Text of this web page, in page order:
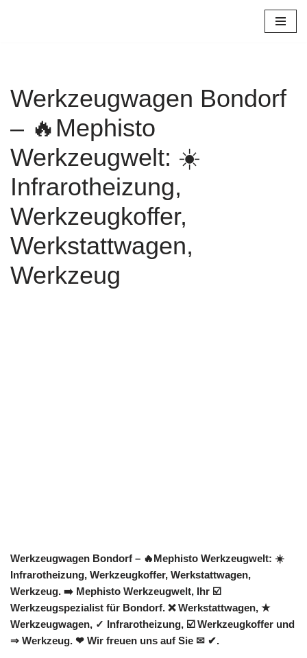
Werkzeugwagen Bondorf
– 🔥Mephisto
Werkzeugwelt: ☀️
Infrarotheizung,
Werkzeugkoffer,
Werkstattwagen,
Werkzeug
Werkzeugwagen Bondorf – 🔥Mephisto Werkzeugwelt: ☀️
Infrarotheizung, Werkzeugkoffer, Werkstattwagen,
Werkzeug. ➡️ Mephisto Werkzeugwelt, Ihr ☑️
Werkzeugspezialist für Bondorf. ❌ Werkstattwagen, ★
Werkzeugwagen, ✓ Infrarotheizung, ☑️ Werkzeugkoffer und
⇒ Werkzeug. ❤ Wir freuen uns auf Sie ✉ ✔.